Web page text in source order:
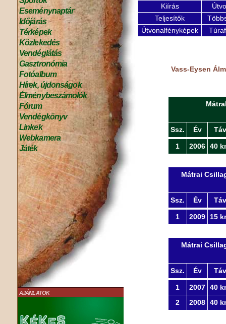
Eseménynaptár
Időjárás
Térképek
Közlekedés
Vendéglátás
Gasztronómia
Fotóalbum
Hírek, újdonságok
Élménybeszámolók
Fórum
Vendégkönyv
Linkek
Webkamera
Játék
AJÁNLATOK
Kiírás
Teljesítők
Útvonalfényképek
Vass-Eysen
Ssz. Év Táv
1 2006 40
Mátrai
Ssz. Év Táv
1 2009 15
Mátrai
Ssz. Év Táv
1 2007 40
2
2008 40